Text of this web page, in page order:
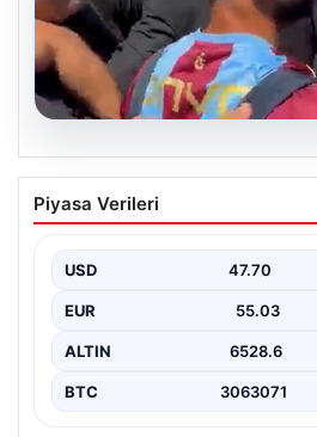
05.08.2026
Mohamed Salah’tan
Başarı
önemli bir dönüm noktasına imza
hücum…
Piyasa Verileri
USD 47.70
EUR 55.03
ALTIN 6528.6
BTC 3063071